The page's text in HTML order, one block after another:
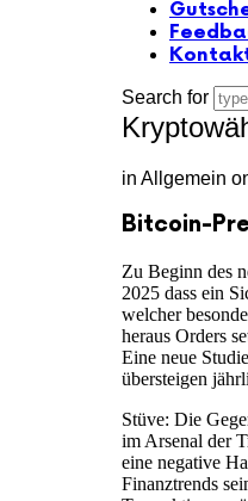
Search for
in Allgemein
Bitcoin-
Zu Beginn des
2025 dass ein
welcher
heraus Orders
Eine neue
übersteigen
Stüve: Die
im Arsenal der
eine negative
Finanztrends